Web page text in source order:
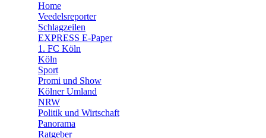
Home
Veedelsreporter
Schlagzeilen
EXPRESS E-Paper
1. FC Köln
Köln
Sport
Promi und Show
Kölner Umland
NRW
Politik und Wirtschaft
Panorama
Ratgeber